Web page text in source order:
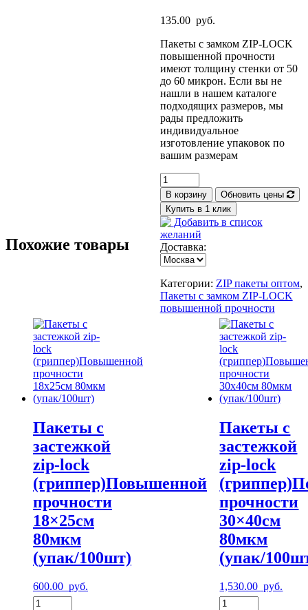
135.00 руб.
Пакеты с замком ZIP-LOCK
повышенной прочности
имеют толщину стенки от 50
до 60 микрон. Если вы не
нашли в нашем каталоге
подходящих размеров, мы
рады предложить
индивидуальное
изготовление упаковок по
вашим размерам
Количество
Пакеты
с
застежкой
zip-
lock
(гриппер)Повышенной
прочности
10×15см
50мкм
(упак/100шт)
В корзину
Обновить цены
Купить в 1 клик
Добавить в список
желаний
Доставка:
Категории: ZIP пакеты оптом,
Пакеты с замком ZIP-LOCK
повышенной прочности
Похожие товары
Пакеты с
застежкой
zip-lock
(гриппер)Повышенной
прочности
18×25см
80мкм
(упак/100шт)
600.00 руб.
Количество
Пакеты с
застежкой
zip-lock
прочности
30×40см
80мкм
(упак/
1,530.00 руб.
Количество